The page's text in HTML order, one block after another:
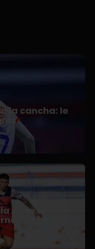
la cancha: le
para el
en Liga